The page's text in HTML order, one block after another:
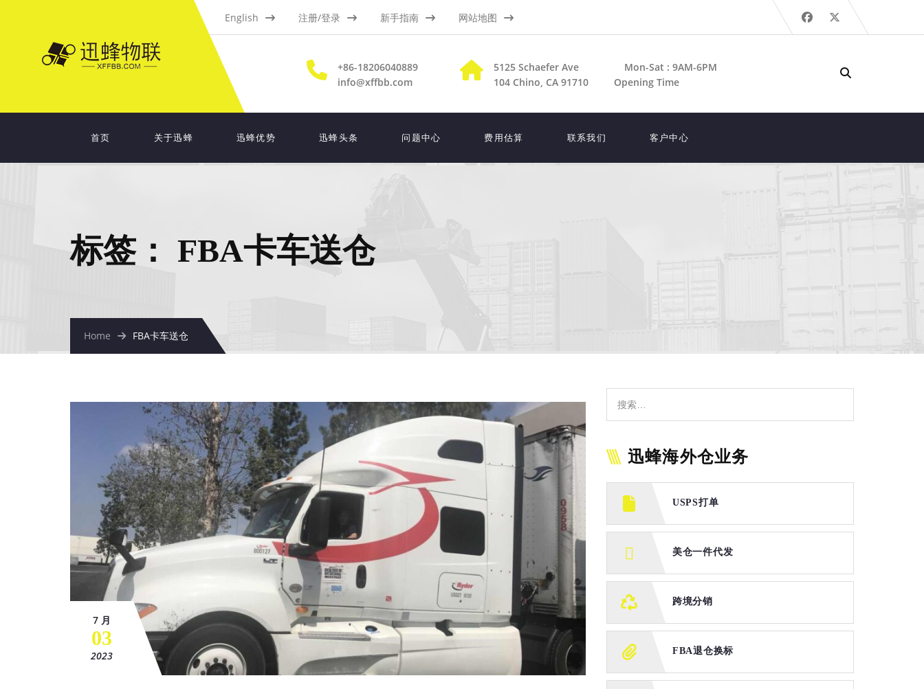
English 注册/登录 新手指南 网站地图
+86-18206040889
info@xffbb.com
5125 Schaefer Ave
104 Chino, CA 91710
Mon-Sat : 9AM-6PM
Opening Time
首页 关于迅蜂 迅蜂优势 迅蜂头条 问题中心 费用估算 联系我们 客户中心
标签： FBA卡车送仓
Home FBA卡车送仓
7 月
03
2023
迅蜂海外仓业务
USPS打单
美仓一件代发
跨境分销
FBA退仓换标